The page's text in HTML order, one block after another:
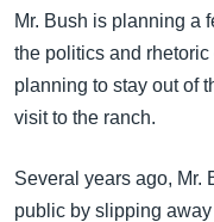
ပင်မ
အ
ညွန်း
စာမျက်နှာ
ကျော်
ကြည့်
ရုပ်ရှင်ထဲက အင်္ဂလိပ်စာ
သုတပဒေသာ အင်္ဂလိပ်စာ
တီဗွီ
ရေဒီယို/တီဗွီအစီအစဉ်
Learning English
Mr. Bush is planning a
the politics and
planning to stay out of
visit to the ranch.
Several years ago, Mr.
public by slipping